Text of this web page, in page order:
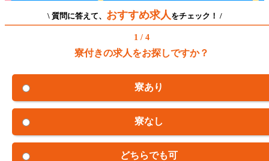
\ 質問に答えて、 おすすめ求人 をチェック！ /
1 / 4
寮付きの求人をお探しですか？
寮あり
寮なし
どちらでも可